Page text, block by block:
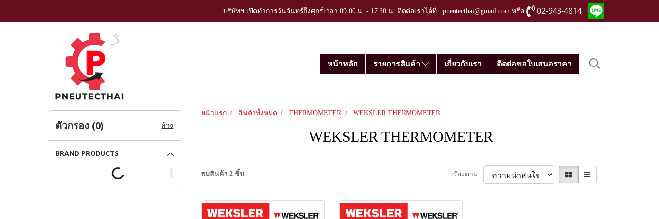
บริษัทฯ เปิดทำการวันจันทร์ถึงศุกร์เวลา 09.00 น. - 17.30 น. ติดต่อเราได้ที่ : pneutecthai@gmail.com หรือ 02-943-4814
หน้าหลัก รายการสินค้า เกี่ยวกับเรา ติดต่อขอใบเสนอราคา
หน้าแรก สินค้าทั้งหมด THERMOMETER WEKSLER THERMOMETER
WEKSLER THERMOMETER
พบสินค้า 2 ชิ้น เรียงตาม
ตัวกรอง (0) ล้าง
BRAND PRODUCTS